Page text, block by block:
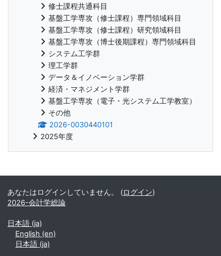
修士課程共通科目
基盤工学専攻（修士課程）専門領域科目
基盤工学専攻（修士課程）研究領域科目
基盤工学専攻（博士後期課程）専門領域科目
システム工学群
理工学群
データ＆イノベーション学群
経済・マネジメント学群
基盤工学専攻（電子・光システム工学教室）
その他
2026-0030440101
2025年度
補助ブロック
あなたはログインしていません。 (ログイン)
2026-会計学総論
日本語 ‎(ja)‎
English ‎(en)‎
日本語 ‎(ja)‎